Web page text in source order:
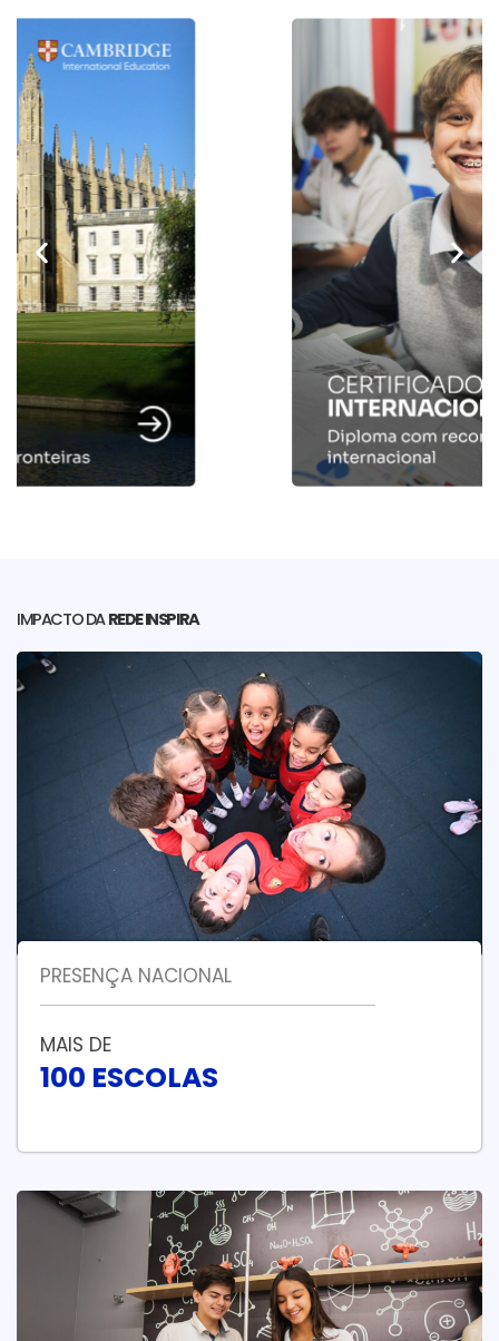
IMPACTO DAREDE INSPIRA
PRESENÇA NACIONAL
MAIS DE
100 ESCOLAS